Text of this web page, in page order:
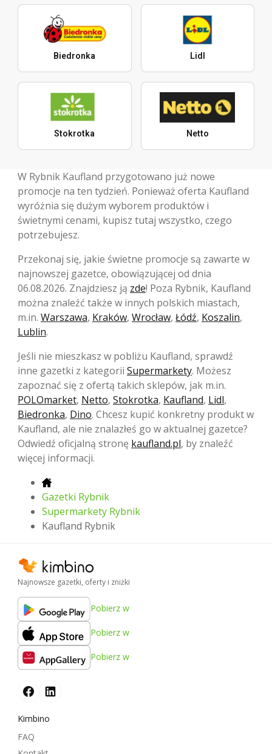
Biedronka Lidl
Stokrotka Netto
W Rybnik Kaufland przygotowano już nowe
promocje na ten tydzień. Ponieważ oferta Kaufland
wyróżnia się dużym wyborem produktów i
świetnymi cenami, kupisz tutaj wszystko, czego
potrzebujesz.
Przekonaj się, jakie świetne promocje są zawarte w
najnowszej gazetce, obowiązującej od dnia
06.08.2026. Znajdziesz ją zde! Poza Rybnik, Kaufland
można znaleźć także w innych polskich miastach,
m.in. Warszawa, Kraków, Wrocław, Łódź, Koszalin,
Lublin.
Jeśli nie mieszkasz w pobliżu Kaufland, sprawdź
inne gazetki z kategorii Supermarkety. Możesz
zapoznać się z ofertą takich sklepów, jak m.in.
POLOmarket, Netto, Stokrotka, Kaufland, Lidl,
Biedronka, Dino. Chcesz kupić konkretny produkt w
Kaufland, ale nie znalazłeś go w aktualnej gazetce?
Odwiedź oficjalną stronę kaufland.pl, by znaleźć
więcej informacji.
Gazetki Rybnik
Supermarkety Rybnik
Kaufland Rybnik
Najnowsze gazetki, oferty i zniżki
Pobierz w
Pobierz w
Pobierz w
Kimbino
FAQ